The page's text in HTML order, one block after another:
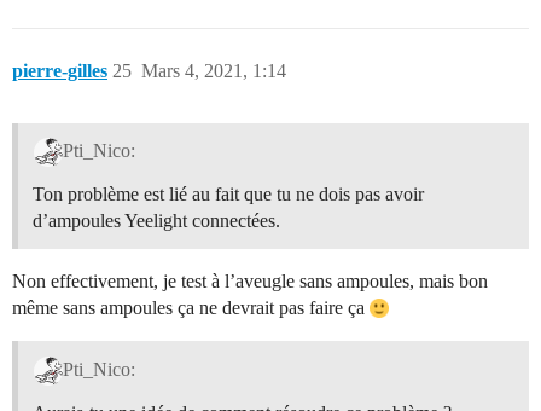
pierre-gilles Mars 4, 2021, 1:14
25
Pti_Nico:
Ton problème est lié au fait que tu ne dois pas avoir
d’ampoules Yeelight connectées.
Non effectivement, je test à l’aveugle sans ampoules, mais bon
même sans ampoules ça ne devrait pas faire ça
Pti_Nico: